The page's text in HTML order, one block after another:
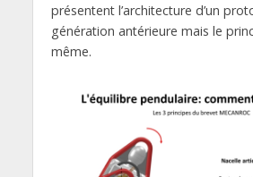
présentent l’architecture d’un
génération antérieure mais le
même.